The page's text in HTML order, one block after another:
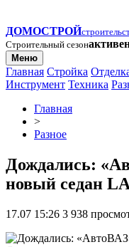
ДОМОСТРОЙ
Строительный сезон
Меню
Главная Стройка
Инструмент Техника
Главная
>
Разное
Дождались:
новый седан
17.07 15:26 3 938